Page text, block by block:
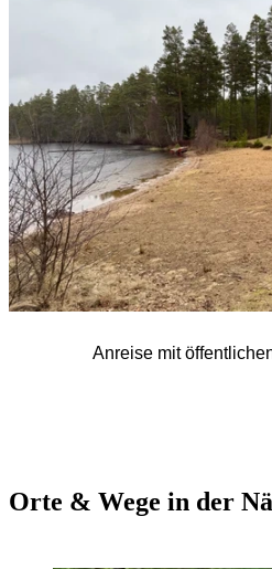
Anreise mit
Orte & Wege in der